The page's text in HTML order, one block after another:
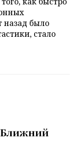
назад было
стало
Ближний